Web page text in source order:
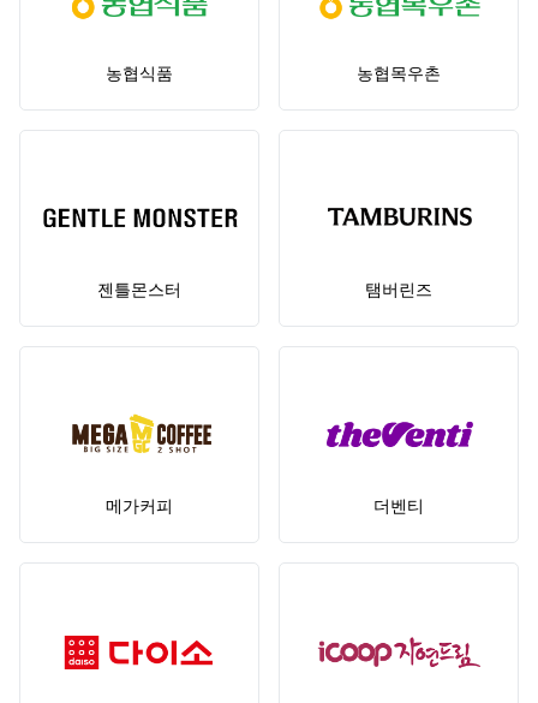
농협식품 농협목우촌
젠틀몬스터 탬버린즈
메가커피 더벤티